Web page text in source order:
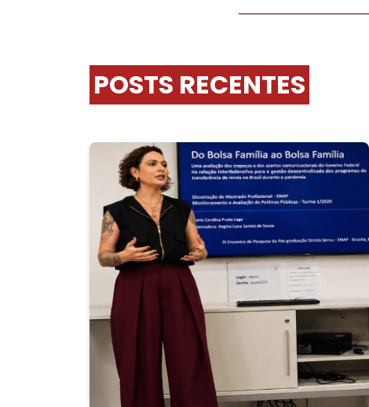
POSTS RECENTES